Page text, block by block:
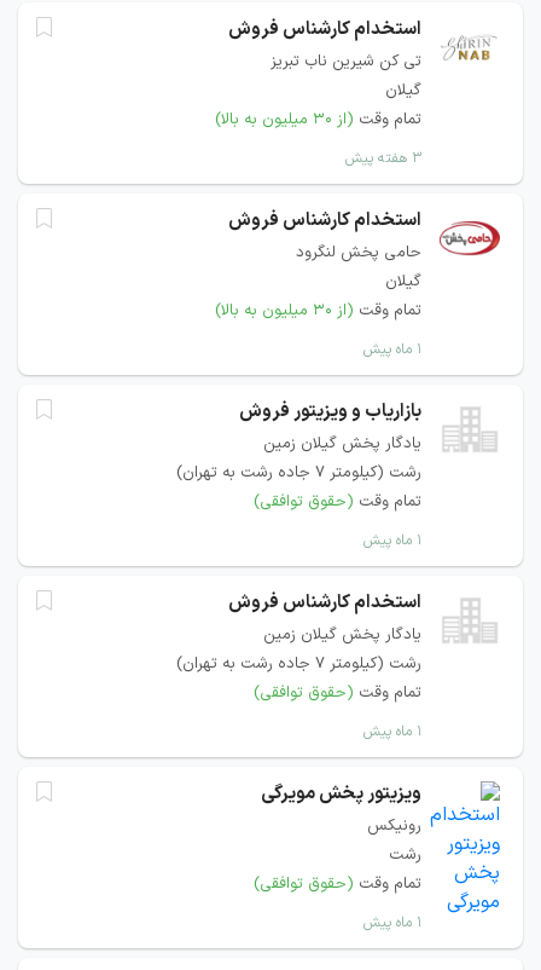
استخدام کارشناس فروش
تی کن شیرین ناب تبریز
گیلان
تمام وقت (از ۳۰ میلیون به بالا)
۳ هفته پیش
استخدام کارشناس فروش
حامی پخش لنگرود
گیلان
تمام وقت (از ۳۰ میلیون به بالا)
۱ ماه پیش
بازاریاب و ویزیتور فروش
یادگار پخش گیلان زمین
رشت (کیلومتر 7 جاده رشت به تهران)
تمام وقت (حقوق توافقی)
۱ ماه پیش
استخدام کارشناس فروش
یادگار پخش گیلان زمین
رشت (کیلومتر 7 جاده رشت به تهران)
تمام وقت (حقوق توافقی)
۱ ماه پیش
ویزیتور پخش مویرگی
رونیکس
رشت
تمام وقت (حقوق توافقی)
۱ ماه پیش